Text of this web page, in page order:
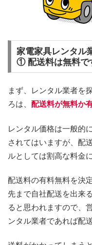
家電家具レンタル
① 配送料は無料で
まず、レンタル業者を
ろは、 配送料が無料か
レンタル価格は一般的
されてはいますが、配
ルとしては割高な料金
配送料の有料無料を決
先まで自社配送を出来
ると思われますので、
ンタル業者であれば配